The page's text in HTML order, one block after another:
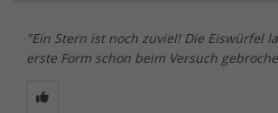
"Ein Stern ist noch zuviel! Die Eiswürfel
erste Form schon beim Versuch